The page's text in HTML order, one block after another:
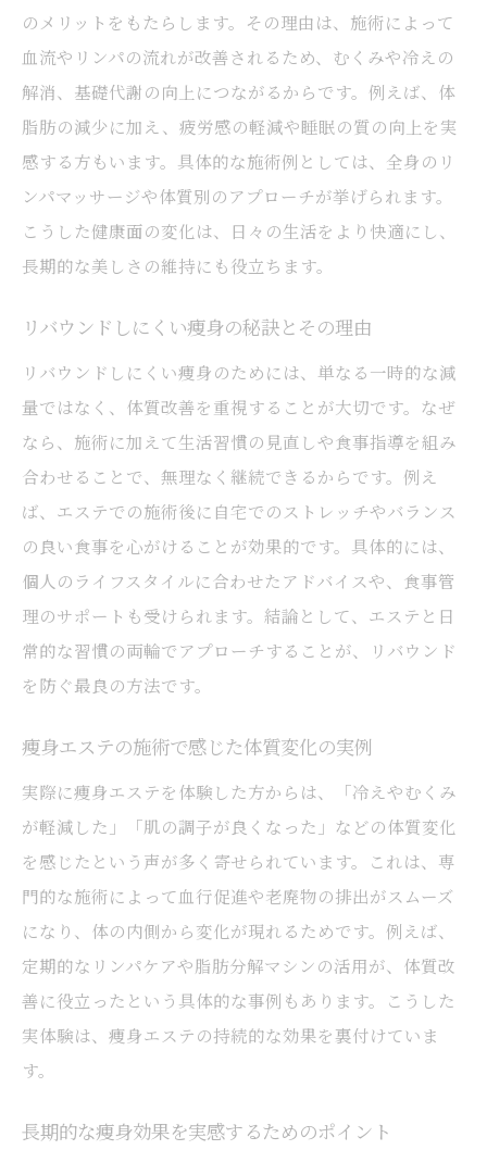
のメリットをもたらします。その理由は、施術によって
血流やリンパの流れが改善されるため、むくみや冷えの
解消、基礎代謝の向上につながるからです。例えば、体
脂肪の減少に加え、疲労感の軽減や睡眠の質の向上を実
感する方もいます。具体的な施術例としては、全身のリ
ンパマッサージや体質別のアプローチが挙げられます。
こうした健康面の変化は、日々の生活をより快適にし、
長期的な美しさの維持にも役立ちます。
リバウンドしにくい痩身の秘訣とその理由
リバウンドしにくい痩身のためには、単なる一時的な減
量ではなく、体質改善を重視することが大切です。なぜ
なら、施術に加えて生活習慣の見直しや食事指導を組み
合わせることで、無理なく継続できるからです。例え
ば、エステでの施術後に自宅でのストレッチやバランス
の良い食事を心がけることが効果的です。具体的には、
個人のライフスタイルに合わせたアドバイスや、食事管
理のサポートも受けられます。結論として、エステと日
常的な習慣の両輪でアプローチすることが、リバウンド
を防ぐ最良の方法です。
痩身エステの施術で感じた体質変化の実例
実際に痩身エステを体験した方からは、「冷えやむくみ
が軽減した」「肌の調子が良くなった」などの体質変化
を感じたという声が多く寄せられています。これは、専
門的な施術によって血行促進や老廃物の排出がスムーズ
になり、体の内側から変化が現れるためです。例えば、
定期的なリンパケアや脂肪分解マシンの活用が、体質改
善に役立ったという具体的な事例もあります。こうした
実体験は、痩身エステの持続的な効果を裏付けていま
す。
長期的な痩身効果を実感するためのポイント